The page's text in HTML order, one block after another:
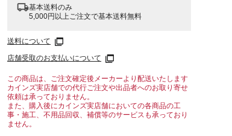
基本送料のみ
5,000円以上ご注文で基本送料無料
送料について
店舗受取のお支払いについて
この商品は、ご注文確定後メーカーより配送いたします
カインズ実店舗での代行ご注文や出品者へのお取り寄せ
依頼は承っておりません。
また、購入後にカインズ実店舗においての各商品の工
事・施工、不用品回収、補償等のサービスも承っており
ません。